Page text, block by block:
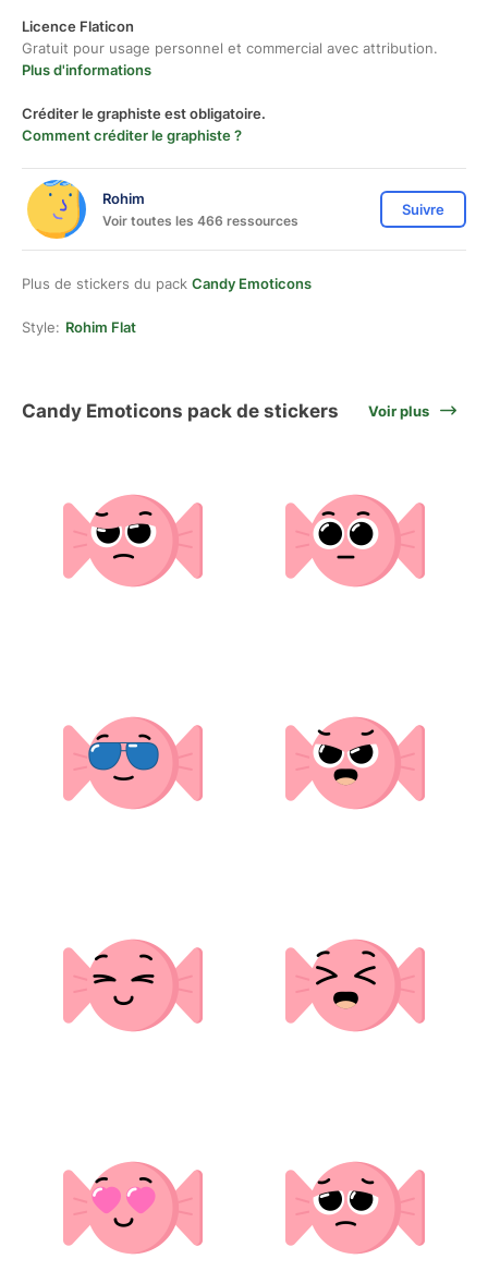
Licence Flaticon
Gratuit pour usage personnel et commercial avec attribution.
Plus d'informations
Créditer le graphiste est obligatoire.
Comment créditer le graphiste ?
Rohim
Voir toutes les 466 ressources
Suivre
Plus de stickers du pack Candy Emoticons
Style: Rohim Flat
Candy Emoticons pack de stickers Voir plus